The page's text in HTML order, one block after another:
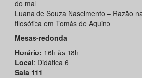
do mal
Luana de Souza Nascimento – Razão
filosófica em Tomás de Aquino
Mesas-redonda
Horário: 16h às 18h
Local: Didática 6
Sala 111